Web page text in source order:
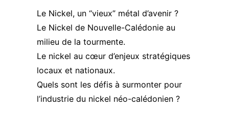
Le Nickel, un “vieux” métal d’avenir ?
Le Nickel de Nouvelle-Calédonie au
milieu de la tourmente.
Le nickel au cœur d’enjeux stratégiques
locaux et nationaux.
Quels sont les défis à surmonter pour
l’industrie du nickel néo-calédonien ?